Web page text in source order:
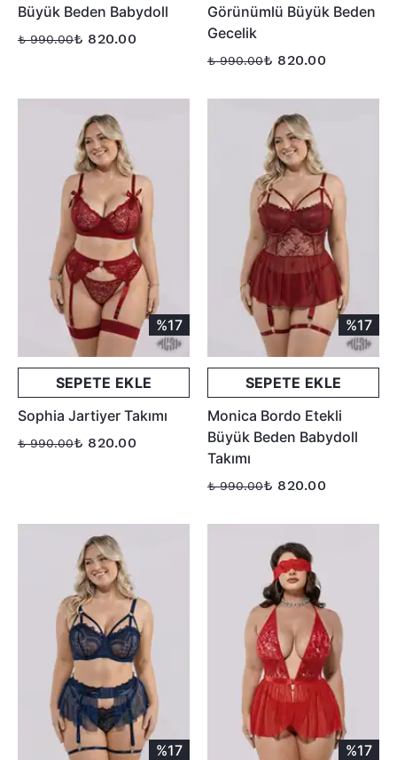
Büyük Beden Babydoll
₺ 990.00₺ 820.00
Görünümlü Büyük Beden
Gecelik
₺ 990.00₺ 820.00
%17
SEPETE EKLE
Sophia Jartiyer Takımı
₺ 990.00₺ 820.00
%17
SEPETE EKLE
Monica Bordo Etekli
Büyük Beden Babydoll
Takımı
₺ 990.00₺ 820.00
%17 %17